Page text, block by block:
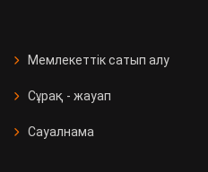
Мемлекеттік сатып алу
Сұрақ - жауап
Сауалнама